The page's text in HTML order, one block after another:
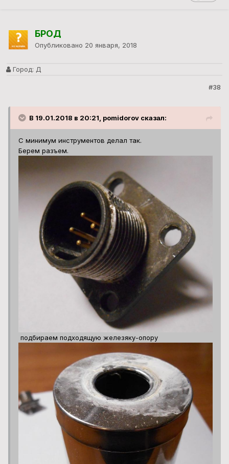
БРОД
Опубликовано 20 января, 2018
Город: Д
#38
В 19.01.2018 в 20:21, pomidorov сказал:
С минимум инструментов делал так.
Берем разъем.
подбираем подходящую железяку-опору